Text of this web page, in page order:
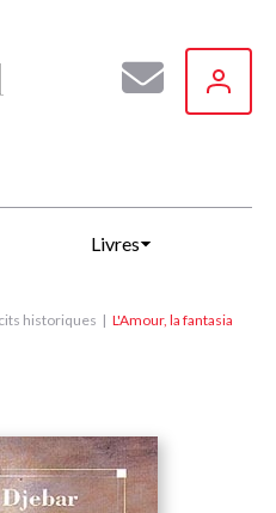
Livres
historiques L'Amour, la fantasia